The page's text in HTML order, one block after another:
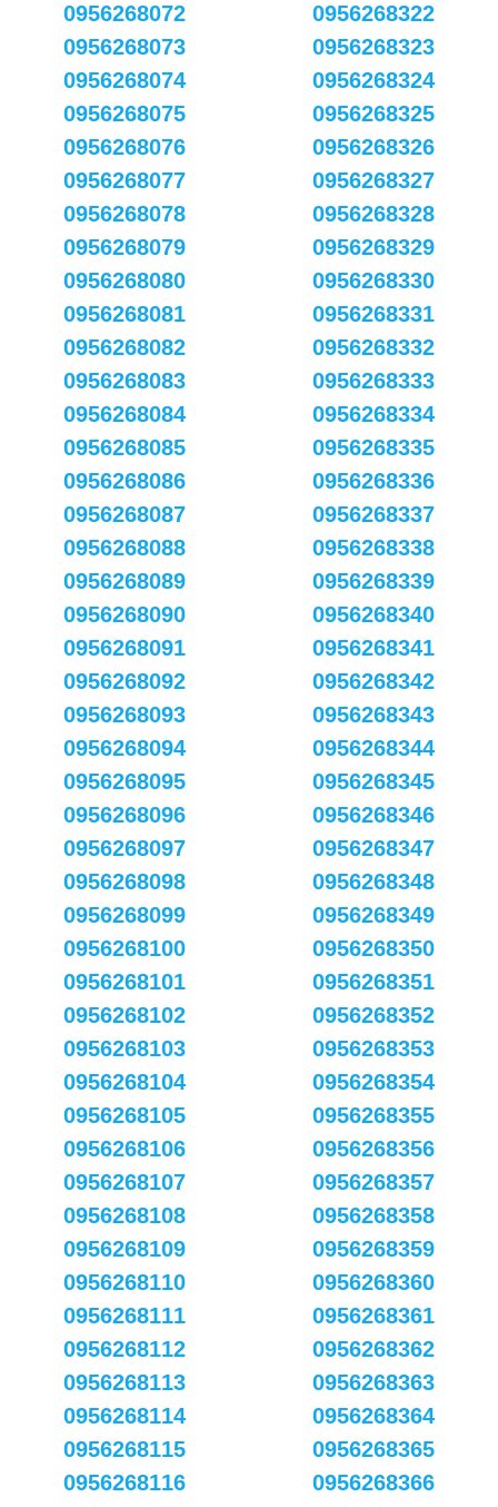
0956268072
0956268073
0956268074
0956268075
0956268076
0956268077
0956268078
0956268079
0956268080
0956268081
0956268082
0956268083
0956268084
0956268085
0956268086
0956268087
0956268088
0956268089
0956268090
0956268091
0956268092
0956268093
0956268094
0956268095
0956268096
0956268097
0956268098
0956268099
0956268100
0956268101
0956268102
0956268103
0956268104
0956268105
0956268106
0956268107
0956268108
0956268109
0956268110
0956268111
0956268112
0956268113
0956268114
0956268115
0956268116
0956268322
0956268323
0956268324
0956268325
0956268326
0956268327
0956268328
0956268329
0956268330
0956268331
0956268332
0956268333
0956268334
0956268335
0956268336
0956268337
0956268338
0956268339
0956268340
0956268341
0956268342
0956268343
0956268344
0956268345
0956268346
0956268347
0956268348
0956268349
0956268350
0956268351
0956268352
0956268353
0956268354
0956268355
0956268356
0956268357
0956268358
0956268359
0956268360
0956268361
0956268362
0956268363
0956268364
0956268365
0956268366